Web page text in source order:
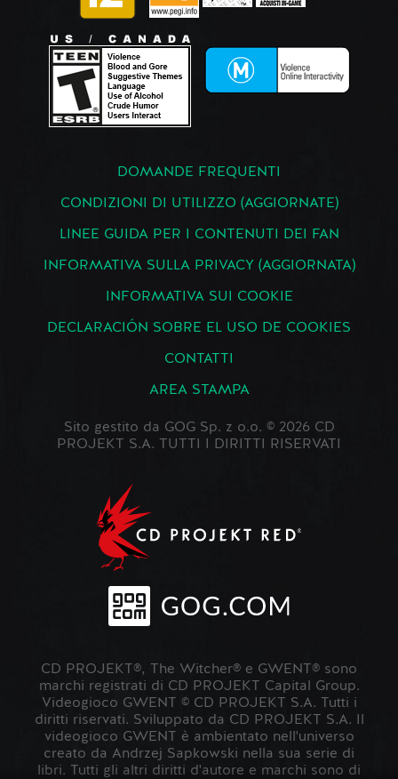
DOMANDE FREQUENTI
CONDIZIONI DI UTILIZZO (AGGIORNATE)
LINEE GUIDA PER I CONTENUTI DEI FAN
INFORMATIVA SULLA PRIVACY (AGGIORNATA)
INFORMATIVA SUI COOKIE
DECLARACIÓN SOBRE EL USO DE COOKIES
CONTATTI
AREA STAMPA
Sito gestito da GOG Sp. z o.o. © 2026 CD
PROJEKT S.A. TUTTI I DIRITTI RISERVATI
CD PROJEKT®, The Witcher® e GWENT® sono
marchi registrati di CD PROJEKT Capital Group.
Videogioco GWENT © CD PROJEKT S.A. Tutti i
diritti riservati. Sviluppato da CD PROJEKT S.A. Il
videogioco GWENT è ambientato nell'universo
creato da Andrzej Sapkowski nella sua serie di
libri. Tutti gli altri diritti d'autore e marchi sono di